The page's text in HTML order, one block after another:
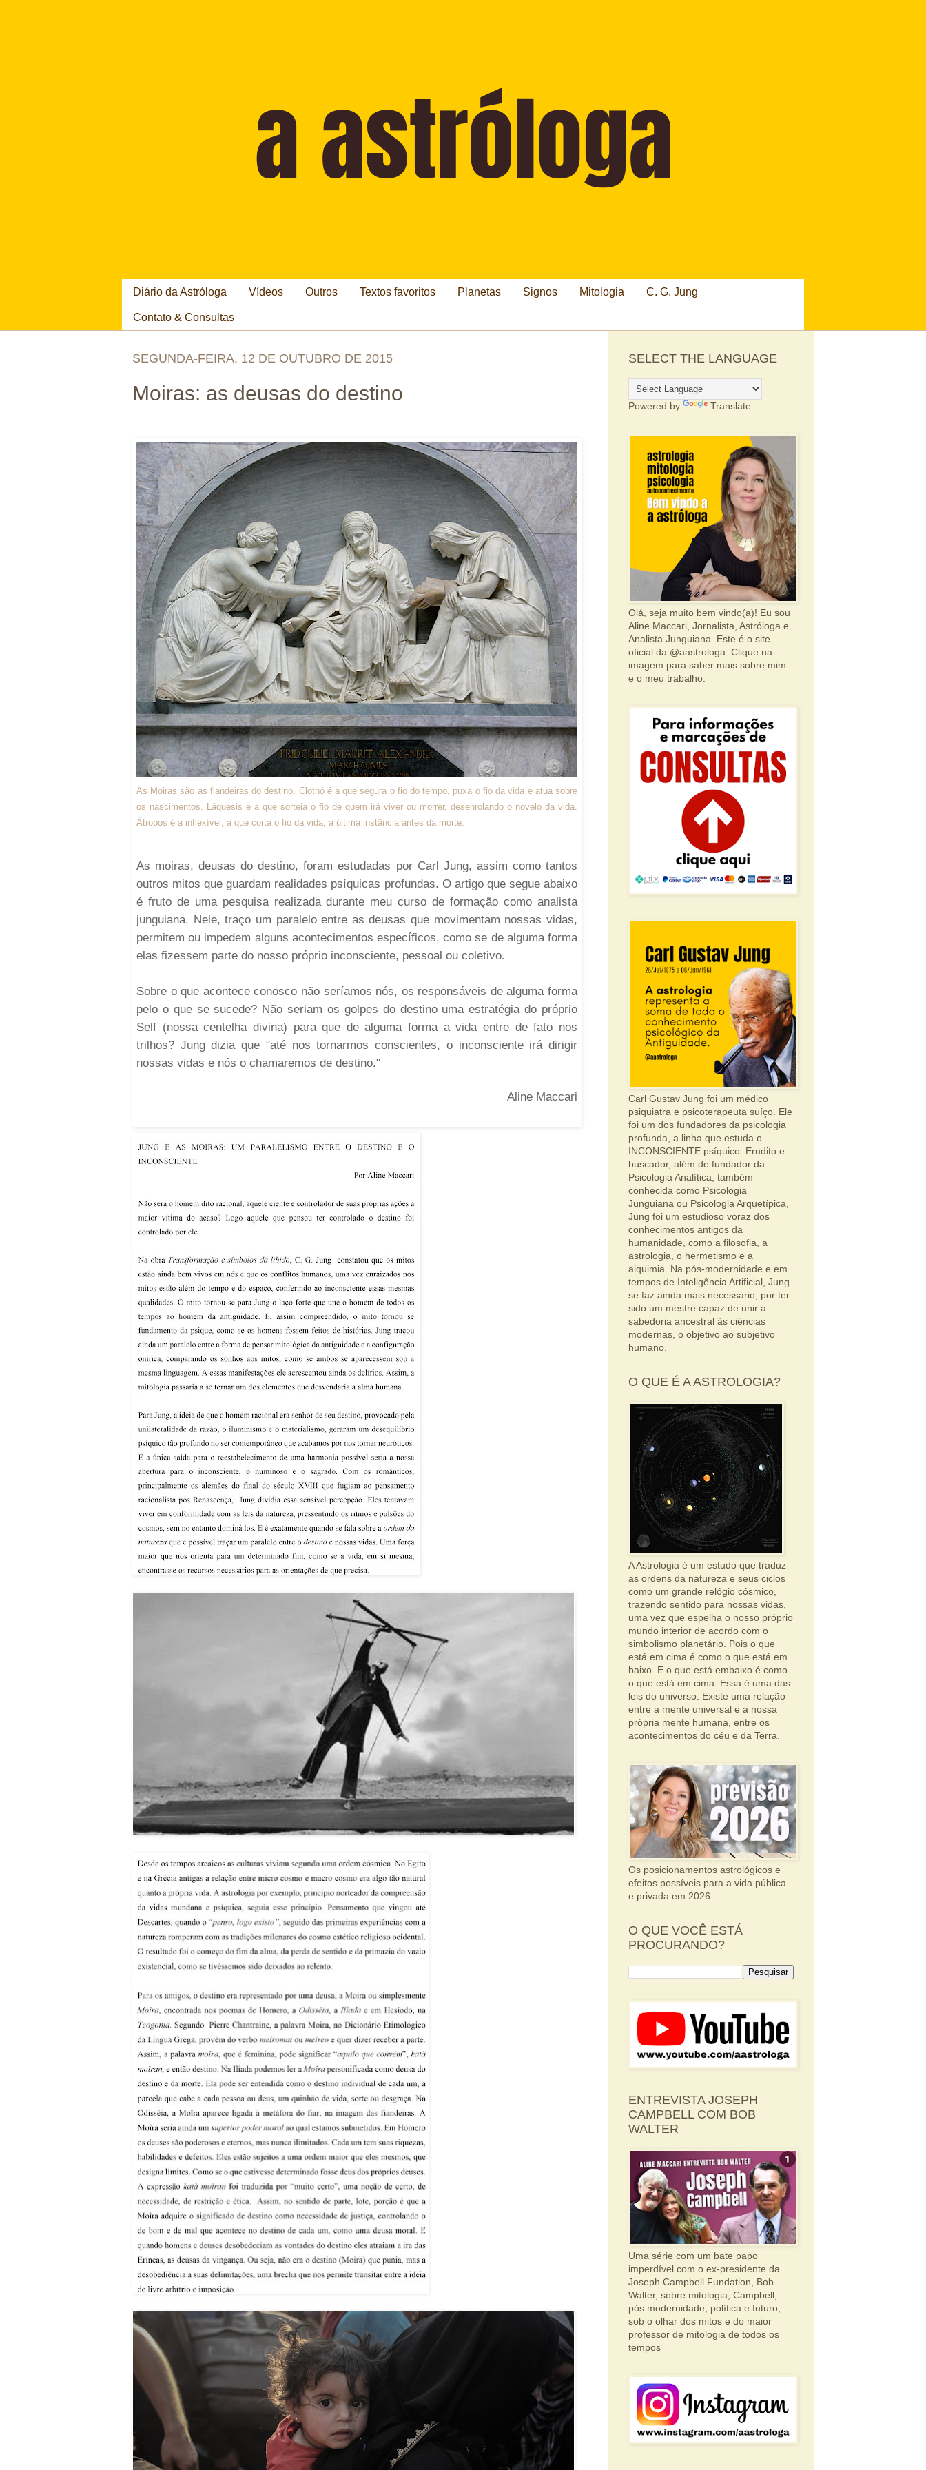
Diário da Astróloga Vídeos Outros Textos favoritos Planetas Signos Mitologia C. G. Jung
Contato & Consultas
SEGUNDA-FEIRA, 12 DE OUTUBRO DE 2015
Moiras: as deusas do destino
As Moiras são as fiandeiras do destino. Clothó é a que segura o fio do tempo, puxa o fio da vida e atua sobre
os nascimentos. Láquesis é a que sorteia o fio de quem irá viver ou morrer, desenrolando o novelo da vida.
Átropos é a inflexível, a que corta o fio da vida, a última instância antes da morte.
As moiras, deusas do destino, foram estudadas por Carl Jung, assim como tantos
outros mitos que guardam realidades psíquicas profundas. O artigo que segue abaixo
é fruto de uma pesquisa realizada durante meu curso de formação como analista
junguiana. Nele, traço um paralelo entre as deusas que movimentam nossas vidas,
permitem ou impedem alguns acontecimentos específicos, como se de alguma forma
elas fizessem parte do nosso próprio inconsciente, pessoal ou coletivo.
Sobre o que acontece conosco não seríamos nós, os responsáveis de alguma forma
pelo o que se sucede? Não seriam os golpes do destino uma estratégia do próprio
Self (nossa centelha divina) para que de alguma forma a vida entre de fato nos
trilhos? Jung dizia que "até nos tornarmos conscientes, o inconsciente irá dirigir
nossas vidas e nós o chamaremos de destino."
Aline Maccari
SELECT THE LANGUAGE
Powered by Translate
Olá, seja muito bem vindo(a)! Eu sou
Aline Maccari, Jornalista, Astróloga e
Analista Junguiana. Este é o site
oficial da @aastrologa. Clique na
imagem para saber mais sobre mim
e o meu trabalho.
Carl Gustav Jung foi um médico
psiquiatra e psicoterapeuta suíço. Ele
foi um dos fundadores da psicologia
profunda, a linha que estuda o
INCONSCIENTE psíquico. Erudito e
buscador, além de fundador da
Psicologia Analítica, também
conhecida como Psicologia
Junguiana ou Psicologia Arquetípica,
Jung foi um estudioso voraz dos
conhecimentos antigos da
humanidade, como a filosofia, a
astrologia, o hermetismo e a
alquimia. Na pós-modernidade e em
tempos de Inteligência Artificial, Jung
se faz ainda mais necessário, por ter
sido um mestre capaz de unir a
sabedoria ancestral às ciências
modernas, o objetivo ao subjetivo
humano.
O QUE É A ASTROLOGIA?
A Astrologia é um estudo que traduz
as ordens da natureza e seus ciclos
como um grande relógio cósmico,
trazendo sentido para nossas vidas,
uma vez que espelha o nosso próprio
mundo interior de acordo com o
simbolismo planetário. Pois o que
está em cima é como o que está em
baixo. E o que está embaixo é como
o que está em cima. Essa é uma das
leis do universo. Existe uma relação
entre a mente universal e a nossa
própria mente humana, entre os
acontecimentos do céu e da Terra.
Os posicionamentos astrológicos e
efeitos possíveis para a vida pública
e privada em 2026
O QUE VOCÊ ESTÁ
PROCURANDO?
ENTREVISTA JOSEPH
CAMPBELL COM BOB
WALTER
Uma série com um bate papo
imperdível com o ex-presidente da
Joseph Campbell Fundation, Bob
Walter, sobre mitologia, Campbell,
pós modernidade, política e futuro,
sob o olhar dos mitos e do maior
professor de mitologia de todos os
tempos